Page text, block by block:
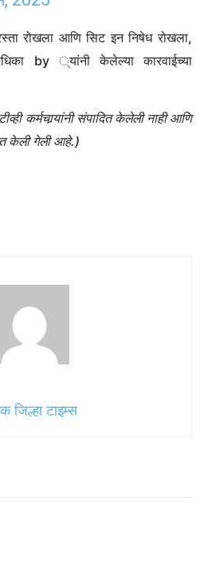
रोखला आणि सिट इन निषेध रोखला,
by ्यांनी केलेल्या कारवाईच्या
कर्मचार्‍यांनी संपादित केलेली नाही आणि
केली गेली आहे.)
जिल्हा टाइम्स